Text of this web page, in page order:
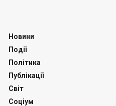
Новини
Події
Політика
Публікації
Світ
Соціум